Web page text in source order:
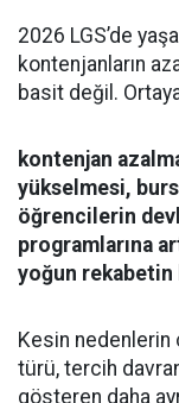
2026 LGS’de
kontenjanların
basit değil.
kontenjan
yükselmesi,
öğrencilerin
programlarına
yoğun
Kesin nedenlerin
türü, tercih
gösteren daha